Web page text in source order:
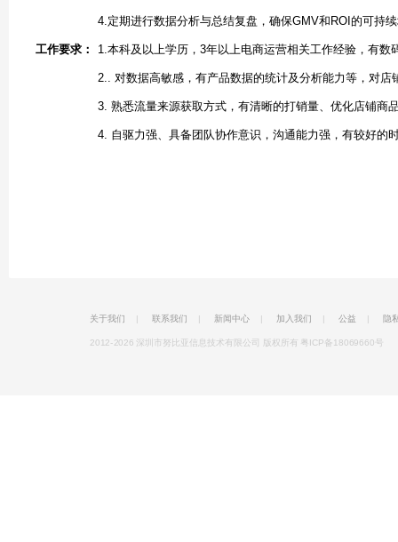
4.定期进行数据分析与总结复盘，确保GMV和ROI的可持
工作要求： 1.本科及以上学历，3年以上电商运营相关工作经验，有数
2.. 对数据高敏感，有产品数据的统计及分析能力等，对
3. 熟悉流量来源获取方式，有清晰的打销量、优化店铺商
4. 自驱力强、具备团队协作意识，沟通能力强，有较好的
关于我们 | 联系我们 | 新闻中心 | 加入我们 | 公益 | 隐
2012-2026 深圳市努比亚信息技术有限公司 版权所有 粤ICP备18069660号